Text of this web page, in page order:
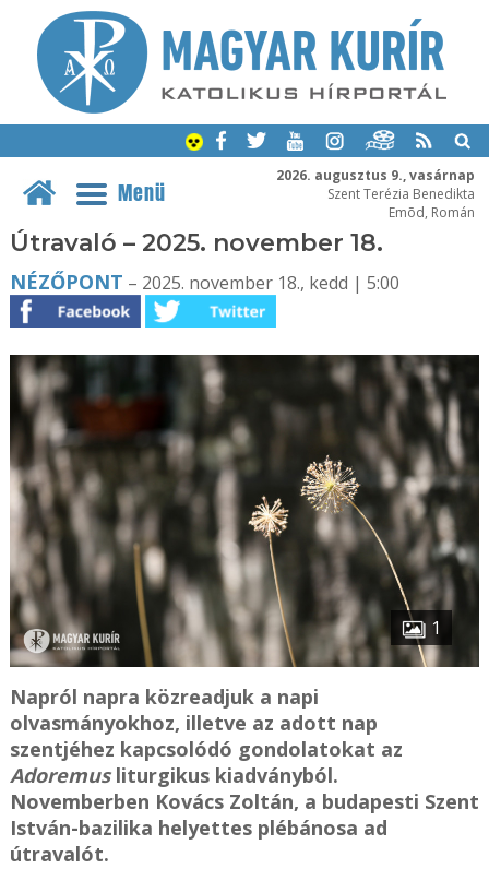
2026. augusztus 9., vasárnap
Szent Terézia Benedikta
Emõd, Román
Menü
Útravaló – 2025. november 18.
NÉZŐPONT – 2025. november 18., kedd | 5:00
1
Napról napra közreadjuk a napi
olvasmányokhoz, illetve az adott nap
szentjéhez kapcsolódó gondolatokat az
Adoremusliturgikus kiadványból.
Novemberben Kovács Zoltán, a budapesti Szent
István-bazilika helyettes plébánosa ad
útravalót.